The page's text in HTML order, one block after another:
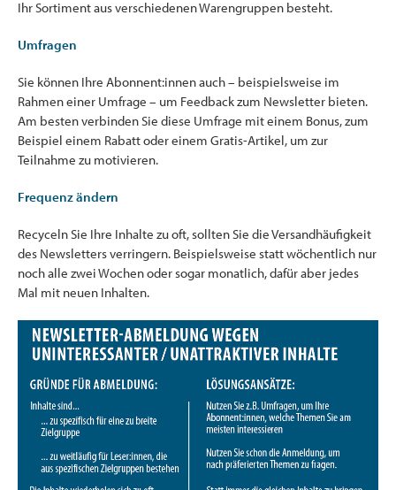
Ihr Sortiment aus verschiedenen Warengruppen besteht.
Umfragen
Sie können Ihre Abonnent:innen auch – beispielsweise im
Rahmen einer Umfrage – um Feedback zum Newsletter bieten.
Am besten verbinden Sie diese Umfrage mit einem Bonus, zum
Beispiel einem Rabatt oder einem Gratis-Artikel, um zur
Teilnahme zu motivieren.
Frequenz ändern
Recyceln Sie Ihre Inhalte zu oft, sollten Sie die Versandhäufigkeit
des Newsletters verringern. Beispielsweise statt wöchentlich nur
noch alle zwei Wochen oder sogar monatlich, dafür aber jedes
Mal mit neuen Inhalten.